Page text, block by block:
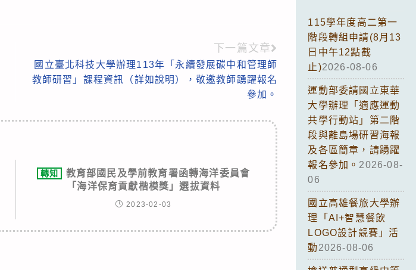
下一篇文章
國立臺北科技大學辦理113年「永續發展碳中和管理師
教師研習」課程資訊（詳如說明），敬邀教師踴躍報名
參加。
轉知
教育部國民及學前教育署函轉海洋委員會
「海洋保育貢獻楷模獎」選拔資料
2023-02-03
115學年度高二第一
階段轉組申請(8月13
日中午12點截
止)2026-08-06
運動部委請國立東華
大學辦理「適應運動
共學行動站」第二階
段與離島場研習海報
及各區簡章，請踴躍
報名參加。 2026-08-
06
國立高雄餐旅大學辦
理「AI+智慧餐飲
LOGO設計競賽」活
動 2026-08-06